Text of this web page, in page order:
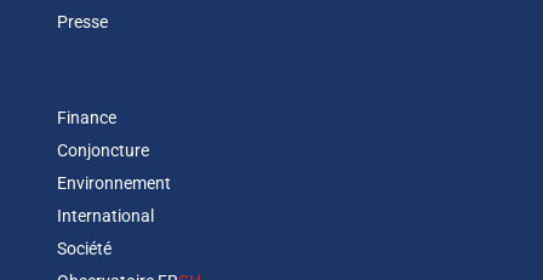
Presse
Finance
Conjoncture
Environnement
International
Société